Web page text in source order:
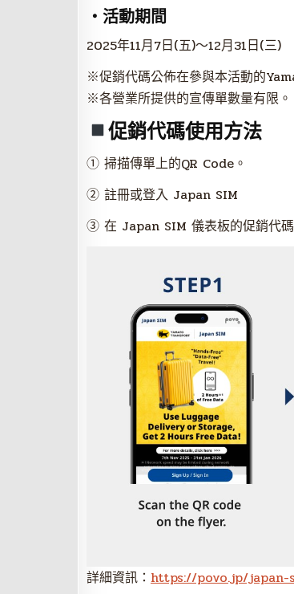
・活動期間
2025年11月7日(五)～12月31日(三)
※促銷代碼公佈在參與本活動的
※各營業所提供的宣傳單數量有限。
促銷代碼使用方法
① 掃描傳單上的QR Code。
② 註冊或登入 Japan SIM
③ 在 Japan SIM 儀表板的促銷代碼
詳細資訊： https://povo.jp/